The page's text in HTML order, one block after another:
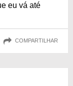
eu vá até
COMPARTILHAR